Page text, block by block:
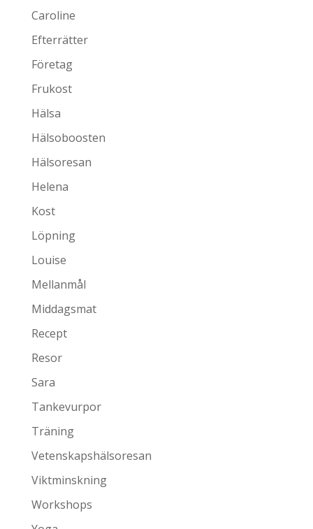
Caroline
Efterrätter
Företag
Frukost
Hälsa
Hälsoboosten
Hälsoresan
Helena
Kost
Löpning
Louise
Mellanmål
Middagsmat
Recept
Resor
Sara
Tankevurpor
Träning
Vetenskapshälsoresan
Viktminskning
Workshops